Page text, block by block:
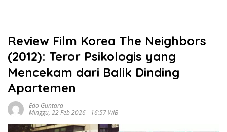
Review Film Korea The Neighbors
(2012): Teror Psikologis yang
Mencekam dari Balik Dinding
Apartemen
Edo Guntara
Minggu, 22 Feb 2026 - 16:57 WIB